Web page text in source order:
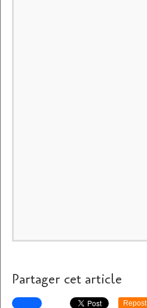
Partager cet article
Repost